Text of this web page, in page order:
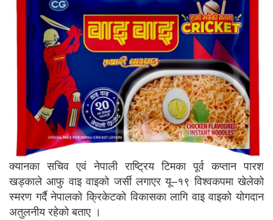
क्यानका सचिव एवं नेपाली राष्ट्रिय टिमका पूर्व कप्तान पारश
खड्काले आफु वाइ वाइको जर्सी लगाएर यू–१९ विश्वकपमा खेलेको
स्मरण गर्दै नेपालको क्रिकेटको विकासका लागि वाइ वाइको योगदान
अतुलनीय रहेको बताए ।